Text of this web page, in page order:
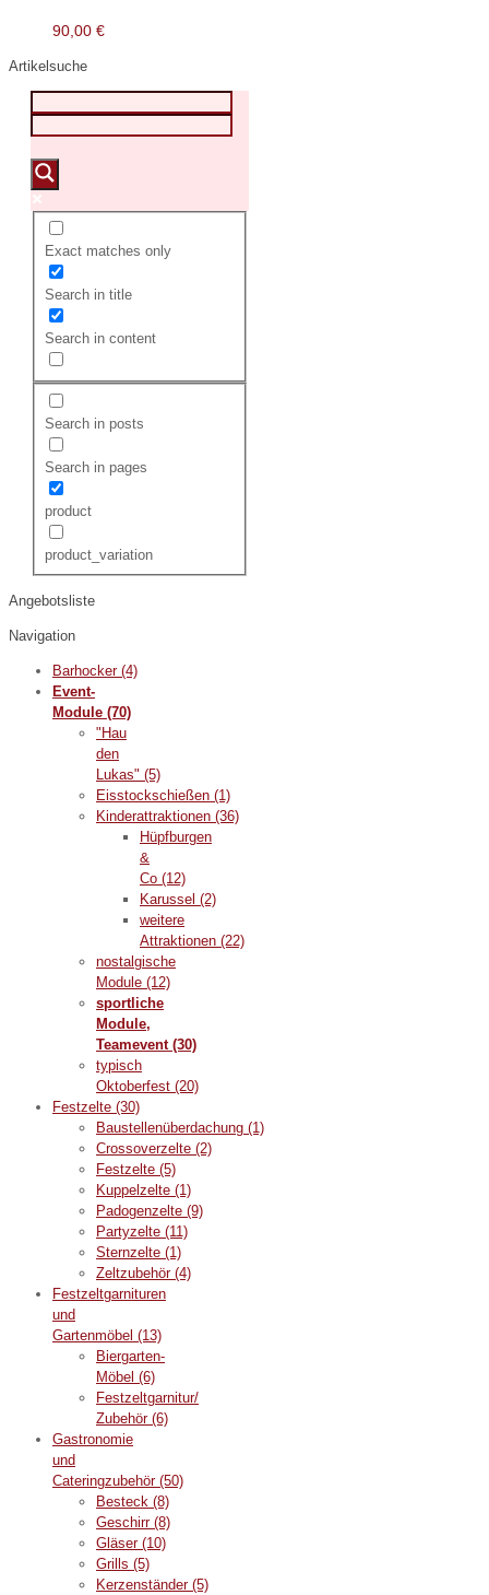
90,00 €
Artikelsuche
Exact matches only
Search in title
Search in content
Search in posts
Search in pages
product
product_variation
Angebotsliste
Navigation
Barhocker (4)
Event-
Module (70)
"Hau
den
Lukas" (5)
Eisstockschießen (1)
Kinderattraktionen (36)
Hüpfburgen
&
Co (12)
Karussel (2)
weitere
Attraktionen (22)
nostalgische
Module (12)
sportliche
Module,
Teamevent (30)
typisch
Oktoberfest (20)
Festzelte (30)
Baustellenüberdachung (1)
Crossoverzelte (2)
Festzelte (5)
Kuppelzelte (1)
Padogenzelte (9)
Partyzelte (11)
Sternzelte (1)
Zeltzubehör (4)
Festzeltgarnituren
und
Gartenmöbel (13)
Biergarten-
Möbel (6)
Festzeltgarnitur/
Zubehör (6)
Gastronomie
und
Cateringzubehör (50)
Besteck (8)
Geschirr (8)
Gläser (10)
Grills (5)
Kerzenständer (5)